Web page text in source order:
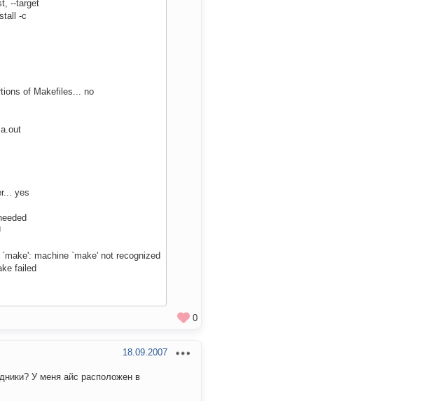
--target
-c
of Makefiles... no
yes
machine `make' not recognized
failed
0
18.09.2007
У меня айс расположен в